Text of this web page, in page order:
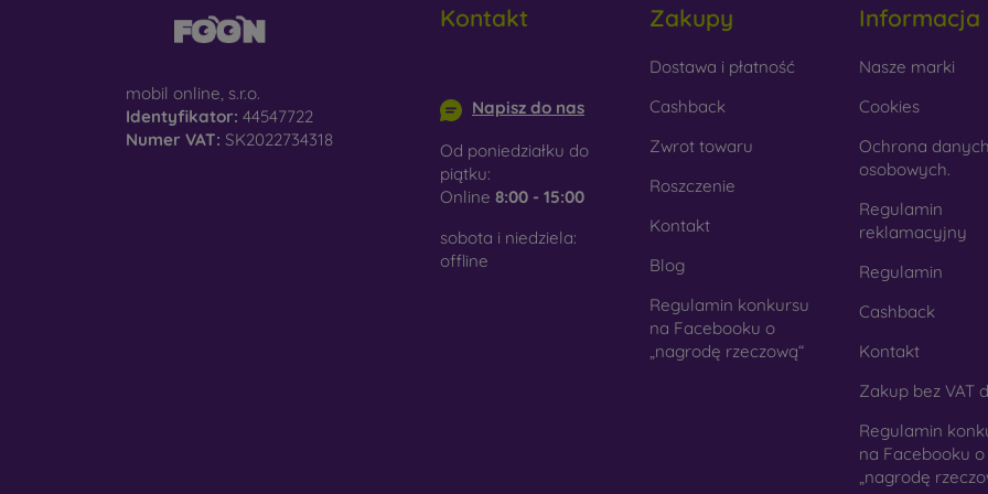
dotyku. Jest to precyzyjne wykonanie z dbałością o szczegóły.
- Dzięki połączeniu drewna i materiału TPU
na telefon. Do produkcji użyto wysokiej jakości naturalnego
- Szkło służy jedynie jako uzupełnienie pokrowców.
komórkowych. Wadą jest to, że po upadku szklana obudowa może
Materiał z recyklingu
- Kompostowalne pokrowce na
pochodzących z recyklingu, dzięki czemu mogą rozkładać się w
jest obecnie bardzo ważna.
W naszym sklepie internetowym FOON można znaleźć dziesiątki
wykonanych z różnych materiałów. Po prostu wybierz swój.
mobil online, s.r.o.
Identyfikator: 44547722
Numer VAT: SK2022734318
Kontakt
Napisz do nas
Od poniedziałku do
piątku:
Online 8:00 - 15:00
sobota i niedziela:
offline
Zakupy
Dostawa i płatność
Cashback
Zwrot towaru
Roszczenie
Kontakt
Blog
Regulamin konkursu
na Facebooku o
„nagrodę rzeczową“
Informacja
Nasze marki
Cookies
Ochrona danych
osobowych.
Regulamin
reklamacyjny
Regulamin
Cashback
Kontakt
Zakup bez VAT
Regulamin
na Facebooku o
„nagrodę